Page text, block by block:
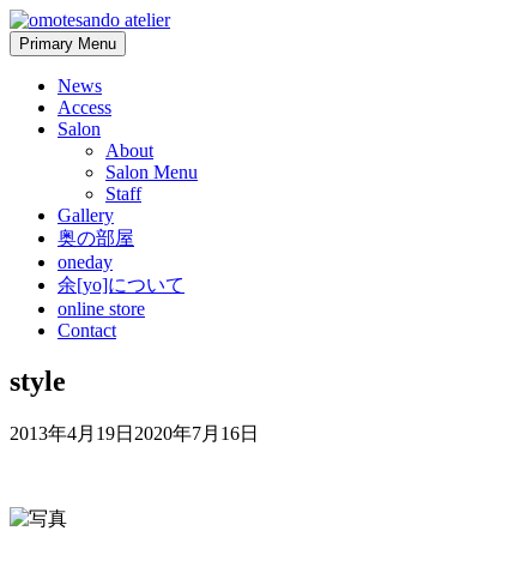
Skip
to
content
Primary Menu
News
Access
Salon
About
Salon Menu
Staff
Gallery
奥の部屋
oneday
余[yo]について
online store
Contact
style
2013年4月19日 2020年7月16日